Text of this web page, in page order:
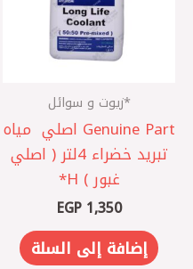
*زيوت و سوائل
Genuine Part اصلي ‎ مياه
تبريد خضراء 4لتر ( اصلي
غبور ) H*
EGP1,350
إضافة إلى السلة